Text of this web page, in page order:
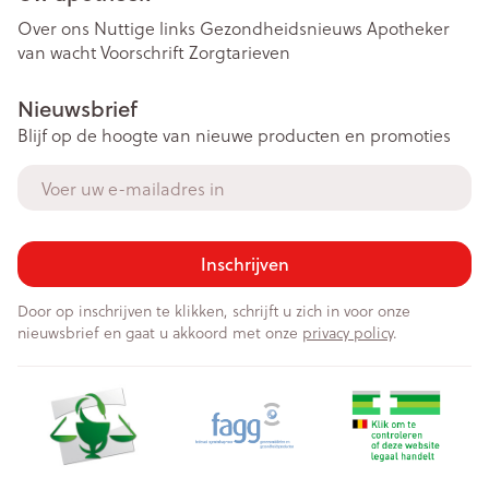
Over ons Nuttige links Gezondheidsnieuws Apotheker
van wachtVoorschriftZorgtarieven
Nieuwsbrief
Blijf op de hoogte van nieuwe producten en promoties
Inschrijven
Door op inschrijven te klikken, schrijft u zich in voor onze
nieuwsbrief en gaat u akkoord met onze privacy policy.